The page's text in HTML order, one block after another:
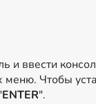
и ввести
Чтобы
ENTER".